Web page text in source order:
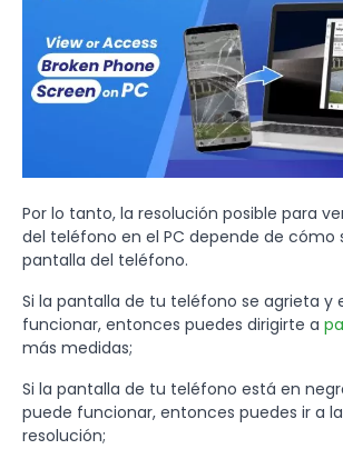
Por lo tanto, la resolución posible para
del teléfono en el PC depende de cómo
pantalla del teléfono.
Si la pantalla de tu teléfono se agrieta y
funcionar, entonces puedes dirigirte a
más medidas;
Si la pantalla de tu teléfono está en
puede funcionar, entonces puedes ir a la
resolución;